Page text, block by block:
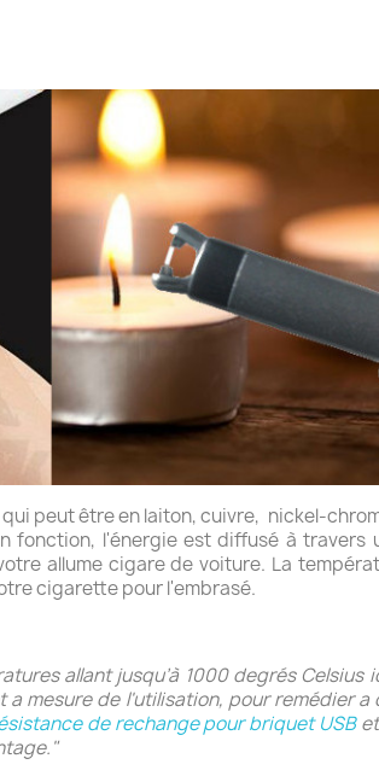
peut être en laiton, cuivre, nickel-
fonction, l'énergie est diffusé à travers
allume cigare de voiture. La
cigarette pour l'embrasé.
allant jusqu’à 1000 degrés Celsius
mesure de l'utilisation, pour remédier a
de rechange pour briquet USBet